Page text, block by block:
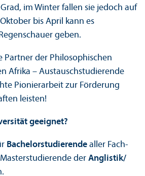
im Winter fallen sie jedoch auf
bis April kann es
geben.
Partner der Philosophischen
Afrika – Austausch­studierende
Pionierarbeit zur Förderung
leisten!
geeignet?
Bachelor­studierende aller Fach­
der Anglistik/